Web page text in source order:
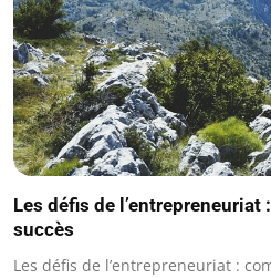
Les défis de
succès
Les défis de l’entrepreneuriat :